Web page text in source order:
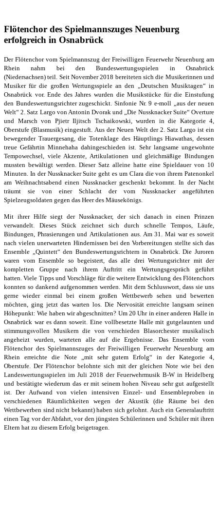
Flötenchor des Spielmannszuges Neuenburg
erfolgreich in Osnabrück
Der Flötenchor vom Spielmannszug der Freiwilligen Feuerwehr Neuenburg am
Rhein nahm bei den Bundeswertungsspielen in Osnabrück
(Niedersachsen)teil. Seit November 2018 bereiteten sich die Musikerinnen und
Musiker für die großen Wertungsspiele an den „Deutschen Musiktagen“ in
Osnabrück vor. Ende des Jahres wurden die Musikstücke für die Einstufung
den Bundeswertungsrichter zugeschickt. Sinfonie Nr. 9 e-moll „aus der neuen
Welt“ 2. Satz Largo von Antonin Dvorak und „Die Nussknacker Suite“ Overture
und Marsch von Pjietr Iljitsch Tschaikowski, wurden in die Kategorie 4,
Oberstufe (Blasmusik) eingestuft. Aus der Neuen Welt der 2. Satz Largo ist ein
bewegender Trauergesang, die Totenklage des Häuptlings Hiawathas, dessen
treue Gefährtin Minnehaha dahingeschieden ist. Sehr langsame ungewohnte
Tempowechsel, viele Akzente, Artikulationen und gleichmäßige Bindungen
mussten bewältigt werden. Dieser Satz alleine hatte eine Spieldauer von 10
Minuten. In der Nussknacker Suite geht es um Clara die von ihrem Patenonkel
am Weihnachtsabend einen Nussknacker geschenkt bekommt. In der Nacht
träumt sie von einer Schlacht der vom Nussknacker angeführten
Spielzeugsoldaten gegen das Heer des Mäusekönigs.
Mit ihrer Hilfe siegt der Nussknacker, der sich danach in einen Prinzen
verwandelt. Dieses Stück zeichnet sich durch schnelle Tempos, Läufe,
Bindungen, Phrasierungen undArtikulationen aus. Am 31. Mai war es soweit
nach vielen unerwarteten Hindernissen bei den Vorbereitungen stellte sich das
Ensemble „Quintett“ den Bundeswertungsrichternin Osnabrück. Die Juroren
waren vom Ensemble so begeistert, das alle drei Wertungsrichter mit der
kompletten Gruppe nach ihrem Auftritt ein Wertungsgespräch geführt
hatten.Viele Tipps und Vorschläge für die weitere Entwicklung des Flötenchors
konnten sodankend aufgenommen werden. Mit dem Schlusswort, dass sie uns
gerne wieder einmal bei einem großen Wettbewerbsehen und bewerten
möchten, ging jetzt das warten los. Die Nervosität erreichte langsam seinen
Höhepunkt: Wie haben wir abgeschnitten? Um 20 Uhr in einer anderen Halle in
Osnabrück war es dann soweit. Eine vollbesetzte Halle mit gutgelaunten und
stimmungsvollen Musikern die von verschieden Blasorchester musikalisch
angeheizt wurden, warteten alle auf die Ergebnisse. Das Ensemble vom
Flötenchor des Spielmannszuges der Freiwilligen Feuerwehr Neuenburg am
Rhein erreichte die Note „mit sehr gutem Erfolg“ in der Kategorie 4,
Oberstufe. Der Flötenchor belohnte sich mit der gleichen Note wie bei den
Landeswertungsspielen im Juli 2018 der Feuerwehrmusik B-W in Heidelberg
und bestätigte wiederum das er mit seinem hohen Niveau sehr gut aufgestellt
ist. Der Aufwand von vielen intensiven Einzel- und Ensembleproben in
verschiedenen Räumlichkeiten wegen der Akustik (die Räume bei den
Wettbewerben sind nicht bekannt) haben sich gelohnt. Auch ein Generalauftritt
einen Tag vor der Abfahrt, vor den jüngsten Schülerinnen und Schüler mit ihren
Eltern hat zu diesem Erfolg beigetragen.